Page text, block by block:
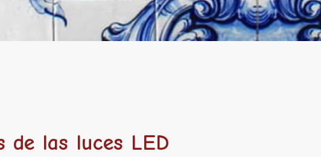
de las luces LED